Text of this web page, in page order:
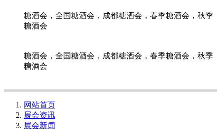
糖酒会，全国糖酒会，成都糖酒会，春季糖酒会，秋季
糖酒会
糖酒会，全国糖酒会，成都糖酒会，春季糖酒会，秋季
糖酒会
网站首页
展会资讯
展会新闻